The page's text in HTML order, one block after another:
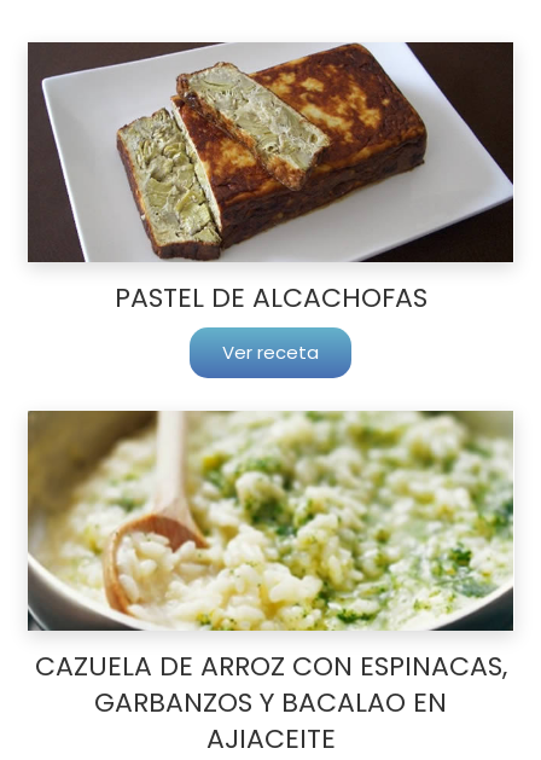
PASTEL DE ALCACHOFAS
Ver receta
CAZUELA DE ARROZ CON ESPINACAS,
GARBANZOS Y BACALAO EN
AJIACEITE